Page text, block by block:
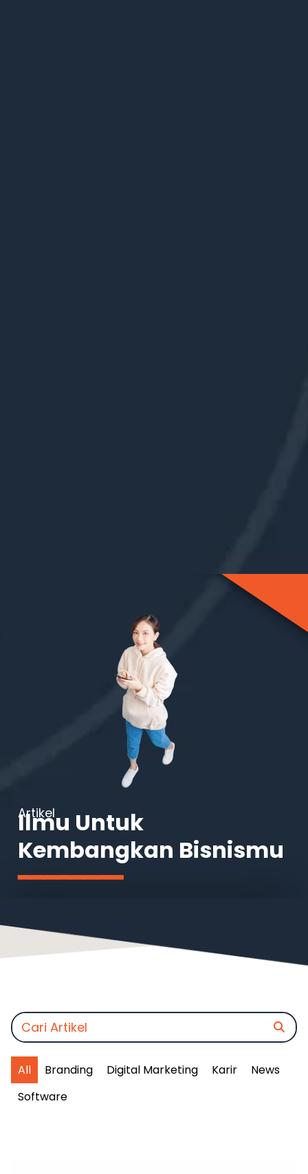
Artikel
Ilmu Untuk
Kembangkan Bisnismu
━━━━━━━━
All Branding Digital Marketing Karir
News
Software